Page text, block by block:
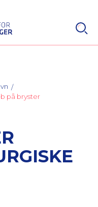
på bryster